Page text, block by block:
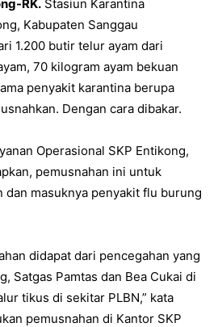
RK. Stasiun Karantina
Kabupaten Sanggau
1.200 butir telur ayam dari
70 kilogram ayam bekuan
penyakit karantina berupa
Dengan cara dibakar.
Operasional SKP Entikong,
pemusnahan ini untuk
dan masuknya penyakit flu burung
didapat dari pencegahan yang
Satgas Pamtas dan Bea Cukai di
tikus di sekitar PLBN,” kata
pemusnahan di Kantor SKP